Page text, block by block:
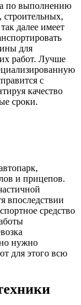
по выполнению
строительных,
далее имеет
для
работ. Лучше
с
качество
сроки.
и прицепов.
впоследствии
средство
нужно
для этого всю